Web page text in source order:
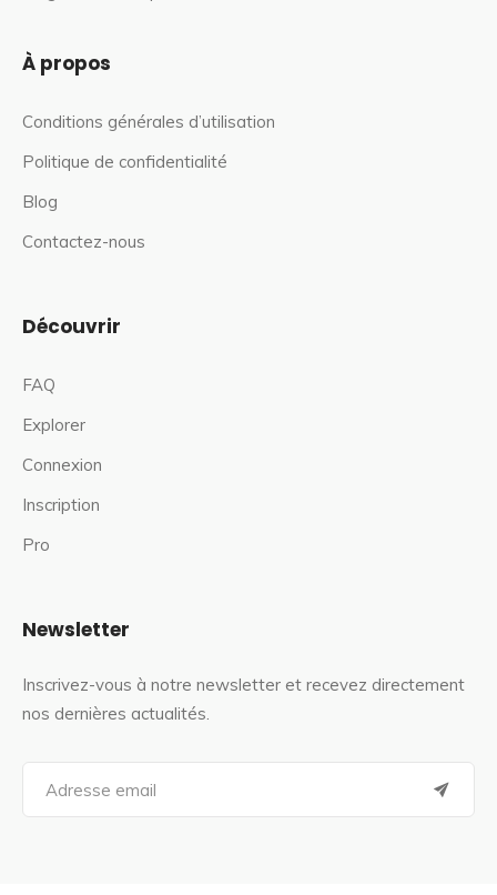
À propos
Conditions générales d’utilisation
Politique de confidentialité
Blog
Contactez-nous
Découvrir
FAQ
Explorer
Connexion
Inscription
Pro
Newsletter
Inscrivez-vous à notre newsletter et recevez directement
nos dernières actualités.
a